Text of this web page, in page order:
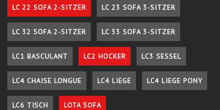
LC 22 SOFA 2-SITZER LC 23 SOFA 3-SITZER
LC 32 SOFA 2-SITZER LC 33 SOFA 3-SITZER
LC1 BASCULANT LC2 HOCKER LC3 SESSEL
LC4 CHAISE LONGUE LC4 LIEGE LC4 LIEGE PONY
LC6 TISCH LOTA SOFA